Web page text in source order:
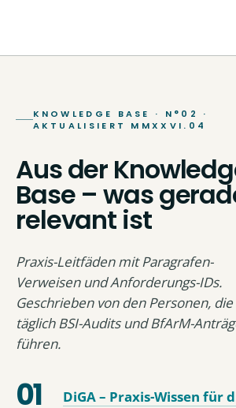
KNOWLEDGE BASE · N°02 ·
AKTUALISIERT MMXXVI.04
Aus der
Base – was
relevant ist
Praxis-Leitfäden mit Paragrafen-
Verweisen und Anforderungs-IDs.
Geschrieben von den Personen, die
täglich BSI-Audits und BfArM-
führen.
DiGA – Praxis-Wissen für